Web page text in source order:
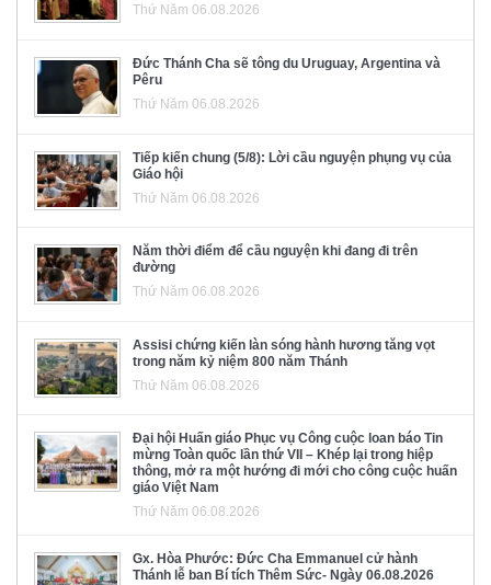
Thứ Năm 06.08.2026
Đức Thánh Cha sẽ tông du Uruguay, Argentina và
Pêru
Thứ Năm 06.08.2026
Tiếp kiến chung (5/8): Lời cầu nguyện phụng vụ của
Giáo hội
Thứ Năm 06.08.2026
Năm thời điểm để cầu nguyện khi đang đi trên
đường
Thứ Năm 06.08.2026
Assisi chứng kiến làn sóng hành hương tăng vọt
trong năm kỷ niệm 800 năm Thánh
Thứ Năm 06.08.2026
Đại hội Huấn giáo Phục vụ Công cuộc loan báo Tin
mừng Toàn quốc lần thứ VII – Khép lại trong hiệp
thông, mở ra một hướng đi mới cho công cuộc huấn
giáo Việt Nam
Thứ Năm 06.08.2026
Gx. Hòa Phước: Đức Cha Emmanuel cử hành
Thánh lễ ban Bí tích Thêm Sức- Ngày 06.08.2026